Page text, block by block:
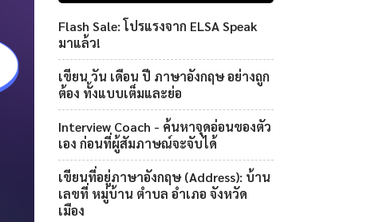
Flash Sale: โปรแรงจาก ELSA Speak
มาแล้ว!
เขียน วัน เดือน ปี ภาษาอังกฤษ อย่างถูก
ต้อง ทั้งแบบเต็มและย่อ
Interview Coach - ค้นหาจุดอ่อนของตัว
เอง ก่อนที่ผู้สัมภาษณ์จะจับได้
เขียนที่อยู่ภาษาอังกฤษ (Address): บ้าน
เลขที่ หมู่บ้าน ตำบล อำเภอ จังหวัด
เมือง